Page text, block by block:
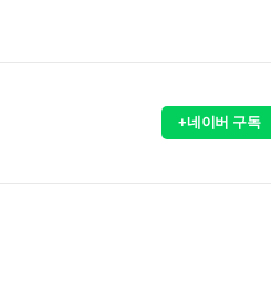
+네이버 구독